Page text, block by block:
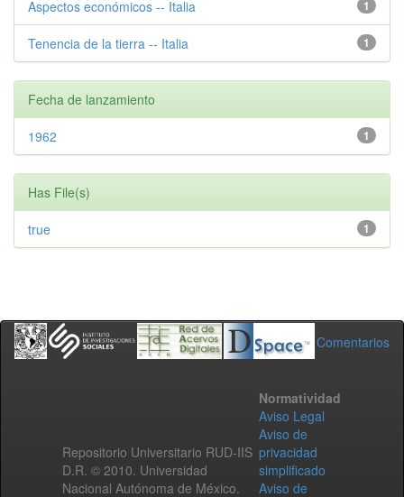
1
Aspectos económicos -- Italia
1
Tenencia de la tierra -- Italia
Fecha de lanzamiento
1
1962
Has File(s)
1
true
Comentarios
Repositorio Universitario RUD-IIS
D.R. © 2010. Universidad
Nacional Autónoma de México.
Normatividad
Aviso Legal
Aviso de
privacidad
simplificado
Aviso de